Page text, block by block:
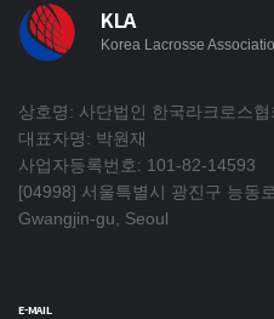
KLA
Korea Lacrosse
상호명: 사단법인 한국라크로스협
대표자명: 박원재
사업자등록번호: 101-82-14593
[04998] 서울특별시 광진구 능동
Gwangjin-gu, Seoul
E-MAIL